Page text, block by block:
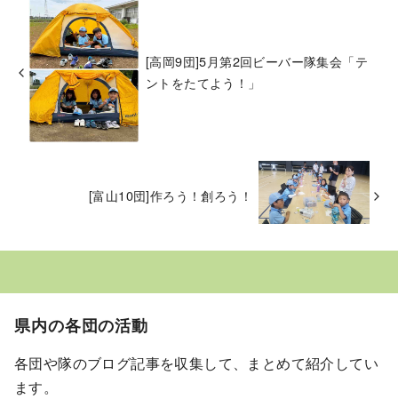
[高岡9団]5月第2回ビーバー隊集会「テ
ントをたてよう！」
[富山10団]作ろう！創ろう！
県内の各団の活動
各団や隊のブログ記事を収集して、まとめて紹介してい
ます。